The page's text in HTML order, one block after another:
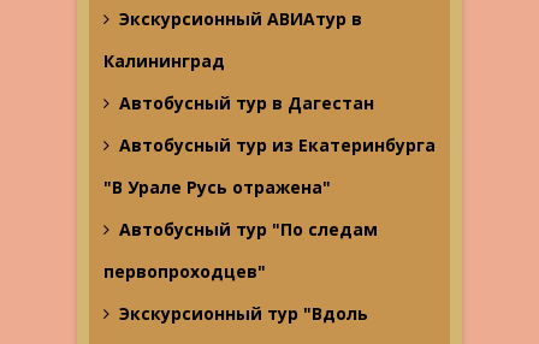
Экскурсионный АВИАтур в
Калининград
Автобусный тур в Дагестан
Автобусный тур из Екатеринбурга
"В Урале Русь отражена"
Автобусный тур "По следам
первопроходцев"
Экскурсионный тур "Вдоль